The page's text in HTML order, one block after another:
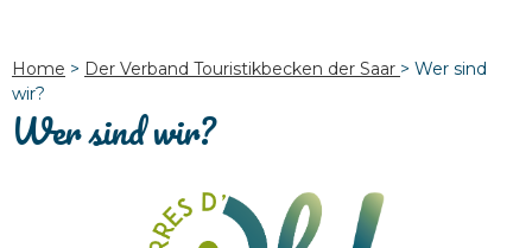
Home > Der Verband Touristikbecken der Saar > Wer sind
wir?
Wer sind wir?